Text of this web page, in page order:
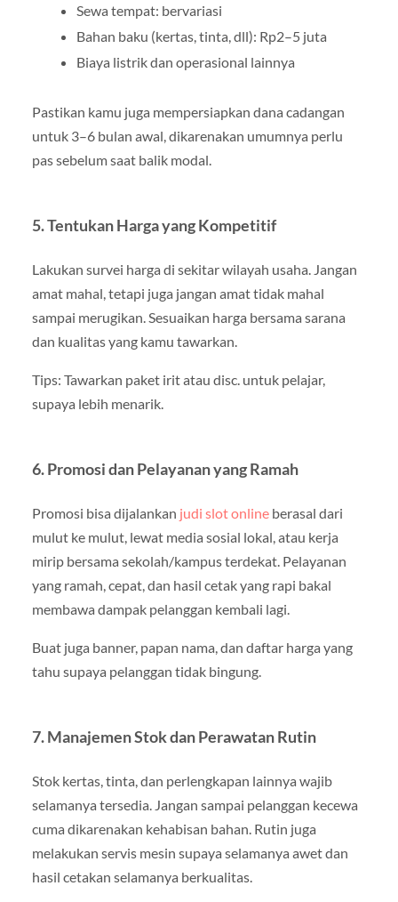
Sewa tempat: bervariasi
Bahan baku (kertas, tinta, dll): Rp2–5 juta
Biaya listrik dan operasional lainnya
Pastikan kamu juga mempersiapkan dana cadangan
untuk 3–6 bulan awal, dikarenakan umumnya perlu
pas sebelum saat balik modal.
5. Tentukan Harga yang Kompetitif
Lakukan survei harga di sekitar wilayah usaha. Jangan
amat mahal, tetapi juga jangan amat tidak mahal
sampai merugikan. Sesuaikan harga bersama sarana
dan kualitas yang kamu tawarkan.
Tips: Tawarkan paket irit atau disc. untuk pelajar,
supaya lebih menarik.
6. Promosi dan Pelayanan yang Ramah
Promosi bisa dijalankan judi slot onlineberasal dari
mulut ke mulut, lewat media sosial lokal, atau kerja
mirip bersama sekolah/kampus terdekat. Pelayanan
yang ramah, cepat, dan hasil cetak yang rapi bakal
membawa dampak pelanggan kembali lagi.
Buat juga banner, papan nama, dan daftar harga yang
tahu supaya pelanggan tidak bingung.
7. Manajemen Stok dan Perawatan Rutin
Stok kertas, tinta, dan perlengkapan lainnya wajib
selamanya tersedia. Jangan sampai pelanggan kecewa
cuma dikarenakan kehabisan bahan. Rutin juga
melakukan servis mesin supaya selamanya awet dan
hasil cetakan selamanya berkualitas.